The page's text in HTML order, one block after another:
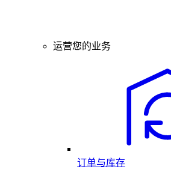
运营您的业务
订单与库存